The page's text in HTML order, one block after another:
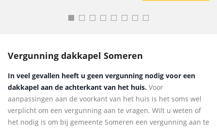
Vergunning dakkapel Someren
In veel gevallen heeft u geen vergunning nodig voor een
dakkapel aan de achterkant van het huis. Voor
aanpassingen aan de voorkant van het huis is het soms wel
verplicht om een vergunning aan te vragen. Wilt u weten of
het nodig is om bij gemeente Someren een vergunning aan te